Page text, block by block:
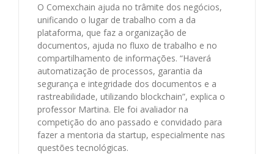
O Comexchain ajuda no trâmite dos negócios,
unificando o lugar de trabalho com a da
plataforma, que faz a organização de
documentos, ajuda no fluxo de trabalho e no
compartilhamento de informações. “Haverá
automatização de processos, garantia da
segurança e integridade dos documentos e a
rastreabilidade, utilizando blockchain”, explica o
professor Martina. Ele foi avaliador na
competição do ano passado e convidado para
fazer a mentoria da startup, especialmente nas
questões tecnológicas.